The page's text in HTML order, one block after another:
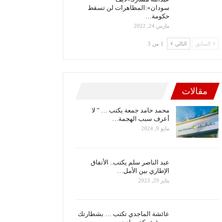
سودان»:المظاهرات لن تسقط
حكومة…
مارس 24, 2022
السابق التالي 1 من 3
مقالات
محمد حامد جمعة يكتب … ” لا
أعرف سبب الهجمة…
مايو 9, 2024
عبد الناصر سلم يكتب.. الأتفاق
الإطاري بين الأمل…
يناير 29, 2023
عائشة الماجدي تكتب … بشطارتك